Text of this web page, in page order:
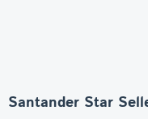
Santander Star